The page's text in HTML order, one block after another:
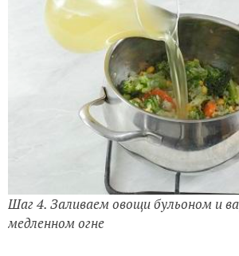
Шаг 4. Заливаем овощи бульоном и
медленном огне